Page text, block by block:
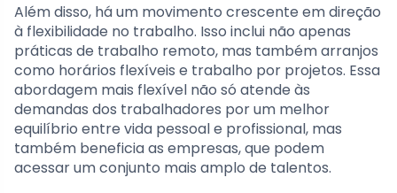
Além disso, há um movimento crescente em direção
à flexibilidade no trabalho. Isso inclui não apenas
práticas de trabalho remoto, mas também arranjos
como horários flexíveis e trabalho por projetos. Essa
abordagem mais flexível não só atende às
demandas dos trabalhadores por um melhor
equilíbrio entre vida pessoal e profissional, mas
também beneficia as empresas, que podem
acessar um conjunto mais amplo de talentos.